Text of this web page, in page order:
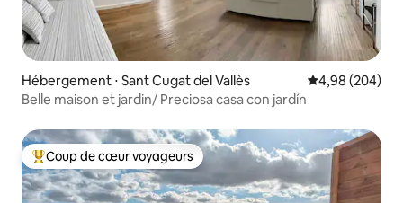
Hébergement ⋅ Sant Cugat del Vallès Évaluation
4,98 (204)
Belle maison et jardin/ Preciosa casa con jardín
Coups de cœur voyageurs les plus appréciés
Coup de cœur voyageurs